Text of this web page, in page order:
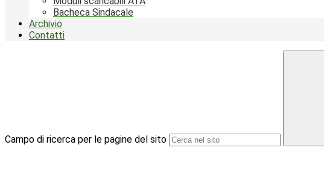
Bacheca Sindacale
Archivio
Contatti
Campo di ricerca per le pagine del sito